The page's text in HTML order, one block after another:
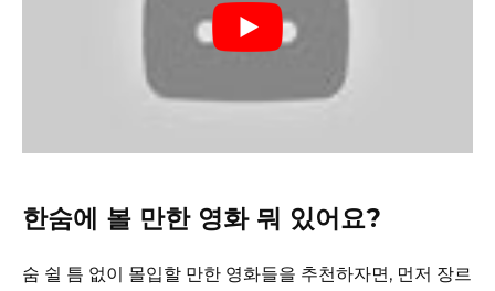
한숨에 볼 만한 영화 뭐 있어요?
숨 쉴 틈 없이 몰입할 만한 영화들을 추천하자면, 먼저 장르